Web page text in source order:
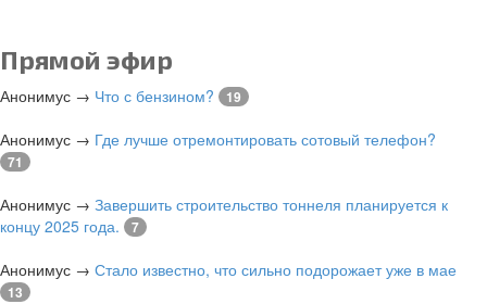
Прямой эфир
Анонимус → Что с бензином? 19
Анонимус → Где лучше отремонтировать сотовый телефон?
71
Анонимус → Завершить строительство тоннеля планируется к
концу 2025 года.
7
Анонимус → Стало известно, что сильно подорожает уже в мае
13